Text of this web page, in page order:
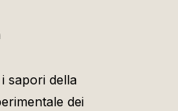
sapori della
dei